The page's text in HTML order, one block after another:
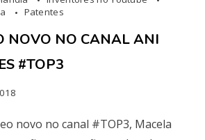
Patentes
NOVO NO CANAL ANI
#TOP3
novo no canal #TOP3, Macela